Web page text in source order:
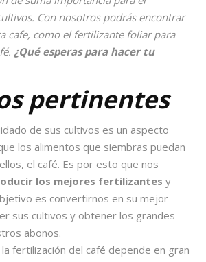
Con nosotros podrás encontrar
cafe, como el fertilizante foliar para
¿Qué esperas para hacer tu
pertinentes
de sus cultivos es un aspecto
los alimentos que siembras puedan
el café. Es por esto que nos
los mejores fertilizantes y
es convertirnos en su mejor
sus cultivos y obtener los grandes
abonos.
fertilización del café depende en gran